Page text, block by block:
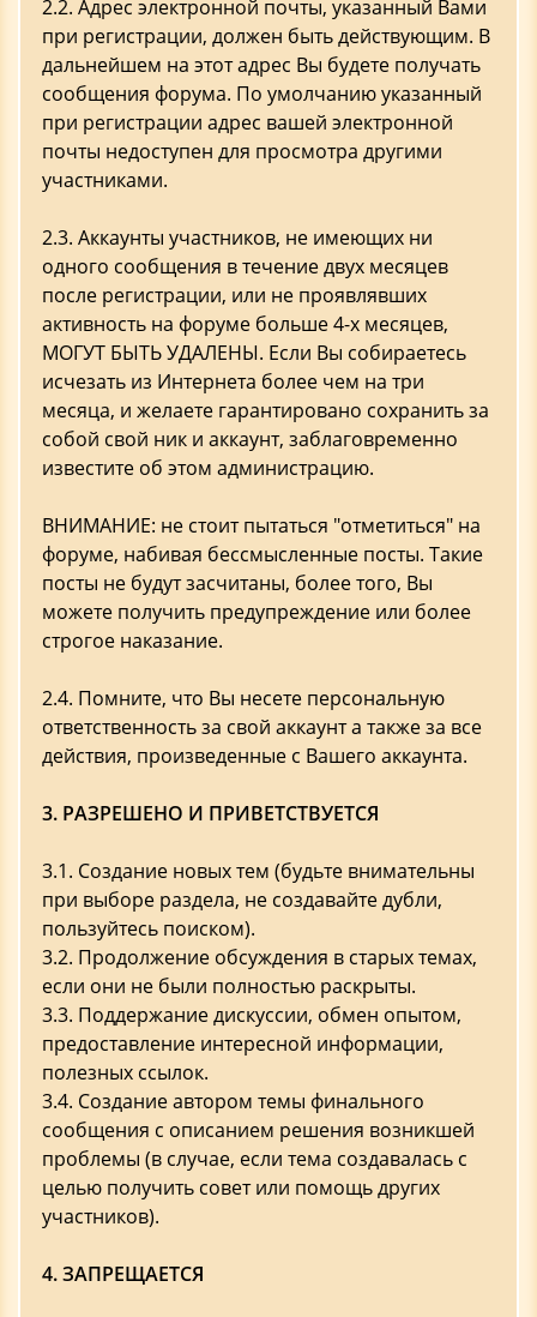
2.2. Адрес электронной почты, указанный Вами
при регистрации, должен быть действующим. В
дальнейшем на этот адрес Вы будете получать
сообщения форума. По умолчанию указанный
при регистрации адрес вашей электронной
почты недоступен для просмотра другими
участниками.
2.3. Аккаунты участников, не имеющих ни
одного сообщения в течение двух месяцев
после регистрации, или не проявлявших
активность на форуме больше 4-х месяцев,
МОГУТ БЫТЬ УДАЛЕНЫ. Если Вы собираетесь
исчезать из Интернета более чем на три
месяца, и желаете гарантировано сохранить за
собой свой ник и аккаунт, заблаговременно
известите об этом администрацию.
ВНИМАНИЕ: не стоит пытаться "отметиться" на
форуме, набивая бессмысленные посты. Такие
посты не будут засчитаны, более того, Вы
можете получить предупреждение или более
строгое наказание.
2.4. Помните, что Вы несете персональную
ответственность за свой аккаунт а также за все
действия, произведенные с Вашего аккаунта.
3. РАЗРЕШЕНО И ПРИВЕТСТВУЕТСЯ
3.1. Создание новых тем (будьте внимательны
при выборе раздела, не создавайте дубли,
пользуйтесь поиском).
3.2. Продолжение обсуждения в старых темах,
если они не были полностью раскрыты.
3.3. Поддержание дискуссии, обмен опытом,
предоставление интересной информации,
полезных ссылок.
3.4. Создание автором темы финального
сообщения с описанием решения возникшей
проблемы (в случае, если тема создавалась с
целью получить совет или помощь других
участников).
4. ЗАПРЕЩАЕТСЯ